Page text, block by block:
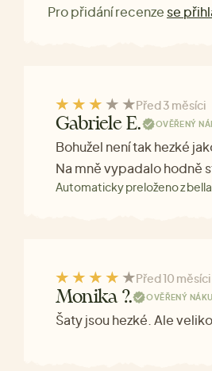
Pro přidání recenze se
Před 3 měsíci
Gabriele E. OVĚŘENÝ
Bohužel není tak hezké
Na mně vypadalo hodně
Automaticky preloženo z
Před 10 měsíci
Monika ?. OVĚŘENÝ
Šaty jsou hezké. Ale